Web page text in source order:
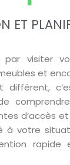
ET
par visiter
et
différent,
d’accès
à votre
rapide